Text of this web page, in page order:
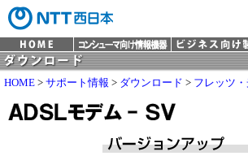
HOME > サポート情報 > ダウンロード > フレッツ